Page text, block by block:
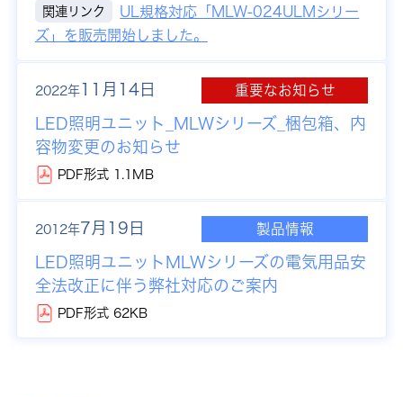
関連リンク
UL規格対応「MLW-024ULMシリー
ズ」を販売開始しました。
2022年11月14日 重要なお知らせ
LED照明ユニット_MLWシリーズ_梱包箱、内
容物変更のお知らせ
PDF形式 1.1MB
2012年7月19日 製品情報
LED照明ユニットMLWシリーズの電気用品安
全法改正に伴う弊社対応のご案内
PDF形式 62KB